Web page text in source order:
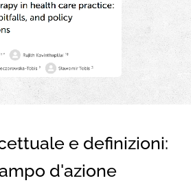
e definizioni:
d'azione